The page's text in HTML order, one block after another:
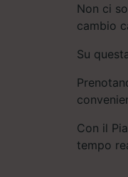
Non ci
cambio
Su
Con il
tempo